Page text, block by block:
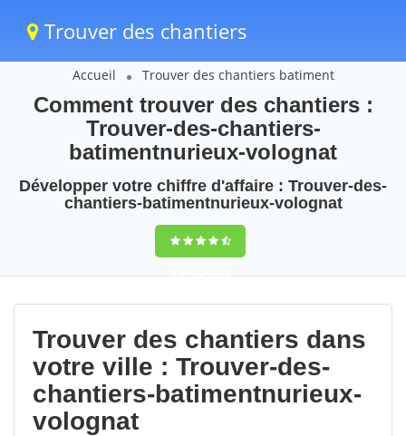
Trouver des chantiers
Accueil Trouver des chantiers batiment
Comment trouver des chantiers :
Trouver-des-chantiers-
batimentnurieux-volognat
Développer votre chiffre d'affaire : Trouver-des-
chantiers-batimentnurieux-volognat
9,5(100%)76
votes
Trouver des chantiers dans
votre ville : Trouver-des-
chantiers-batimentnurieux-
volognat